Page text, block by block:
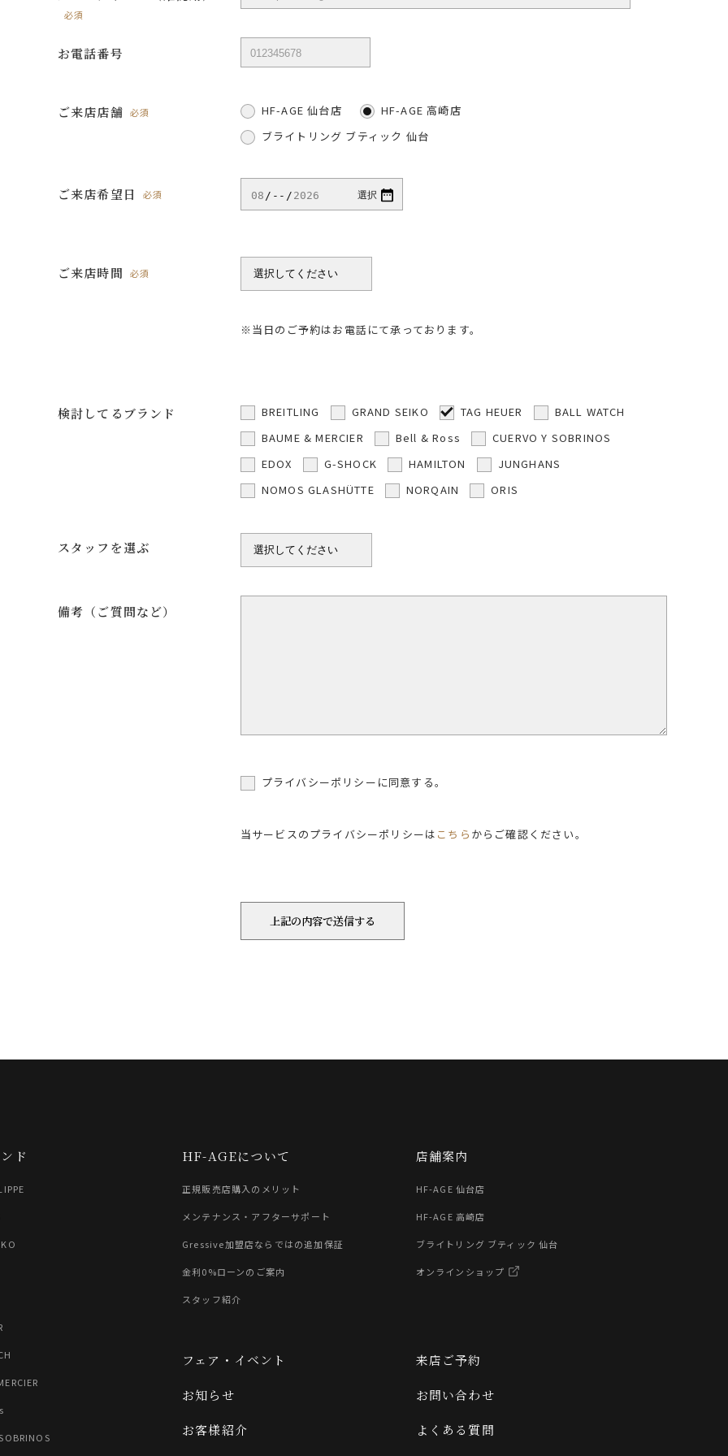
必須
お電話番号
ご来店店舗 必須 HF-AGE 仙台店
HF-AGE 高崎店
ブライトリング ブティック 仙台
ご来店希望日 必須
ご来店時間 必須
※当日のご予約はお電話にて承っております。
検討してるブランド BREITLING GRAND SEIKO TAG HEUER
BALL WATCH
BAUME & MERCIER
Bell & Ross
CUERVO Y SOBRINOS
EDOX
G-SHOCK HAMILTON
JUNGHANS
NOMOS GLASHÜTTE
NORQAIN ORIS
スタッフを選ぶ
備考（ご質問など）
プライバシーポリシーに同意する。
当サービスのプライバシーポリシーは こちら からご確認ください。
ド HF-AGEについて
正規販売店購入のメリット
メンテナンス・アフターサポート
Gressive加盟店ならではの追加保証
金利0%ローンのご案内
スタッフ紹介
店舗案内
HF-AGE 仙台店
HF-AGE 高崎店
ブライトリング ブティック 仙台
オンラインショップ
フェア・イベント
お知らせ
お客様紹介
来店ご予約
お問い合わせ
よくある質問